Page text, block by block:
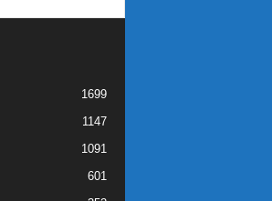
1699
1147
1091
601